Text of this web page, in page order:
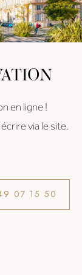
en ligne !
via le site.
07 15 50